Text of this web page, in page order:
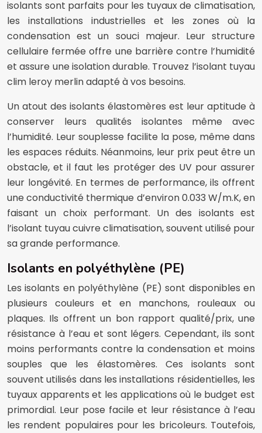
isolants sont parfaits pour les tuyaux de climatisation,
les installations industrielles et les zones où la
condensation est un souci majeur. Leur structure
cellulaire fermée offre une barrière contre l’humidité
et assure une isolation durable. Trouvez l’isolant tuyau
clim leroy merlin adapté à vos besoins.
Un atout des isolants élastomères est leur aptitude à
conserver leurs qualités isolantes même avec
l’humidité. Leur souplesse facilite la pose, même dans
les espaces réduits. Néanmoins, leur prix peut être un
obstacle, et il faut les protéger des UV pour assurer
leur longévité. En termes de performance, ils offrent
une conductivité thermique d’environ 0.033 W/m.K, en
faisant un choix performant. Un des isolants est
l’isolant tuyau cuivre climatisation, souvent utilisé pour
sa grande performance.
Isolants en polyéthylène (PE)
Les isolants en polyéthylène (PE) sont disponibles en
plusieurs couleurs et en manchons, rouleaux ou
plaques. Ils offrent un bon rapport qualité/prix, une
résistance à l’eau et sont légers. Cependant, ils sont
moins performants contre la condensation et moins
souples que les élastomères. Ces isolants sont
souvent utilisés dans les installations résidentielles, les
tuyaux apparents et les applications où le budget est
primordial. Leur pose facile et leur résistance à l’eau
les rendent populaires pour les bricoleurs. Toutefois,